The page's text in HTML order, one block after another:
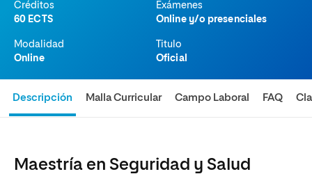
Créditos
60 ECTS
Exámenes
Online y/o presenciales
Modalidad
Online
Titulo
Oficial
Descripción Malla Curricular Campo Laboral FAQ
Maestría en Seguridad y Salud